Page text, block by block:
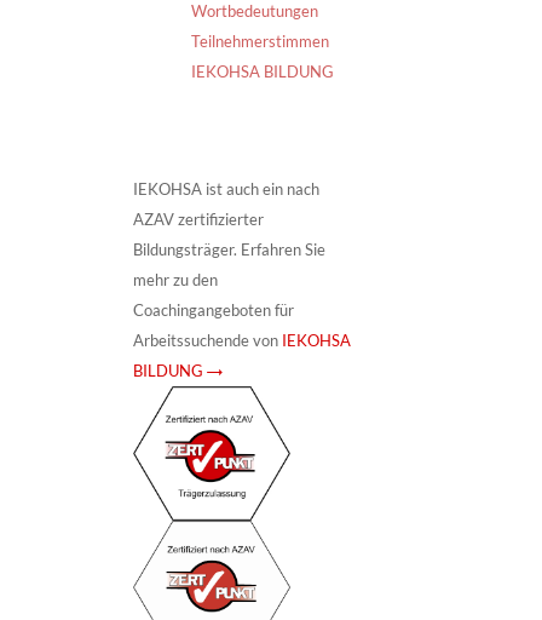
Wortbedeutungen
Teilnehmerstimmen
IEKOHSA BILDUNG
IEKOHSA ist auch ein nach
AZAV zertifizierter
Bildungsträger. Erfahren Sie
mehr zu den
Coachingangeboten für
Arbeitssuchende von IEKOHSA
BILDUNG →